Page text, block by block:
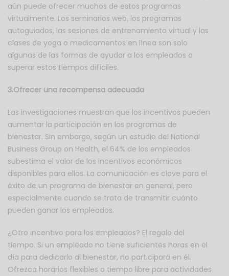
aún puede ofrecer muchos de estos programas
virtualmente. Los seminarios web, los programas
autoguiados, las sesiones de entrenamiento virtual y las
clases de yoga o medicamentos en línea son solo
algunas de las formas de ayudar a los empleados a
superar estos tiempos difíciles.
3.Ofrecer una recompensa adecuada
Las investigaciones muestran que los incentivos pueden
aumentar la participación en los programas de
bienestar. Sin embargo, según un estudio del National
Business Group on Health, el 64% de los empleados
subestima el valor de los incentivos económicos
disponibles para ellos. La comunicación es clave para el
éxito de un programa de bienestar en general, pero
especialmente cuando se trata de transmitir cuánto
pueden ganar los empleados.
¿Otro incentivo para los empleados? El regalo del
tiempo. Si un empleado no tiene suficientes horas en el
día para dedicarlo al bienestar, no participará en él.
Ofrezca horarios flexibles o tiempo libre para actividades